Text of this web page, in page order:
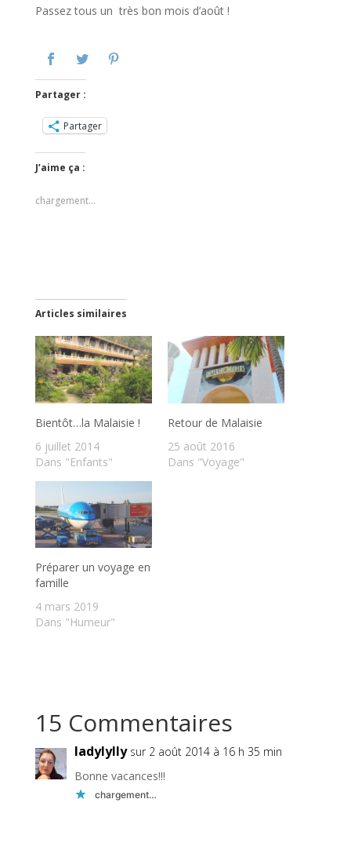
Passez tous un très bon mois d’août !
Partager :
Partager
J’aime ça :
chargement…
Articles similaires
Bientôt…la Malaisie !
6 juillet 2014
Dans "Enfants"
Retour de Malaisie
25 août 2016
Dans "Voyage"
Préparer un voyage en
famille
4 mars 2019
Dans "Humeur"
15 Commentaires
ladylylly sur 2 août 2014 à 16 h 35 min
Bonne vacances!!!
chargement…